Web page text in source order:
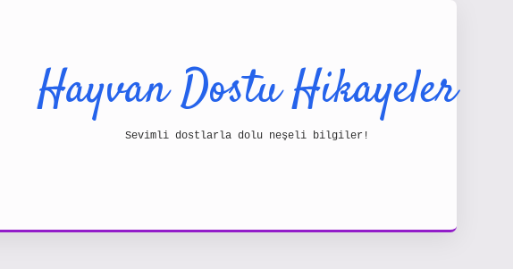
Hayvan Dostu Hikayeler
Sevimli dostlarla dolu neşeli bilgiler!